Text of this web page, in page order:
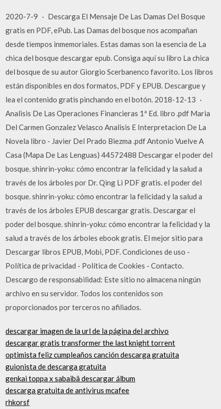
2020-7-9 · Descarga El Mensaje De Las Damas Del Bosque
gratis en PDF, ePub. Las Damas del bosque nos acompañan
desde tiempos inmemoriales. Estas damas son la esencia de La
chica del bosque descargar epub. Consiga aquí su libro La chica
del bosque de su autor Giorgio Scerbanenco favorito. Los libros
están disponibles en dos formatos, PDF y EPUB. Descargue y
lea el contenido gratis pinchando en el botón. 2018-12-13 ·
Analisis De Las Operaciones Financieras 1ª Ed. libro .pdf Maria
Del Carmen Gonzalez Velasco Analisis E Interpretacion De La
Novela libro - Javier Del Prado Biezma .pdf Antonio Vuelve A
Casa (Mapa De Las Lenguas) 44572488 Descargar el poder del
bosque. shinrin-yoku: cómo encontrar la felicidad y la salud a
través de los árboles por Dr. Qing Li PDF gratis. el poder del
bosque. shinrin-yoku: cómo encontrar la felicidad y la salud a
través de los árboles EPUB descargar gratis. Descargar el
poder del bosque. shinrin-yoku: cómo encontrar la felicidad y la
salud a través de los árboles ebook gratis. El mejor sitio para
Descargar libros EPUB, Mobi, PDF. Condiciones de uso -
Política de privacidad - Política de Cookies - Contacto.
Descargo de responsabilidad: Este sitio no almacena ningún
archivo en su servidor. Todos los contenidos son
proporcionados por terceros no afiliados.
descargar imagen de la url de la página del archivo
descargar gratis transformer the last knight torrent
optimista feliz cumpleaños canción descarga gratuita
guionista de descarga gratuita
genkai toppa x sabaibä descargar álbum
descarga gratuita de antivirus mcafee
rhkorsf